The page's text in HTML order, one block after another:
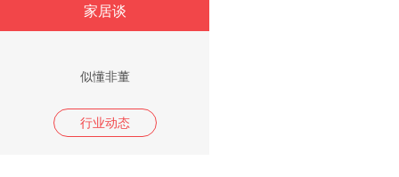
家居谈
似懂非董
行业动态